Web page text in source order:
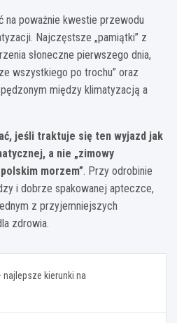
poważnie kwestie przewodu
Najczęstsze „pamiątki” z
słoneczne pierwszego dnia,
wszystkiego po trochu” oraz
między klimatyzacją a
jeśli traktuje się ten wyjazd jak
a nie „zimowy
morzem”. Przy odrobinie
i dobrze spakowanej apteczce,
z przyjemniejszych
zdrowia.
kierunki na